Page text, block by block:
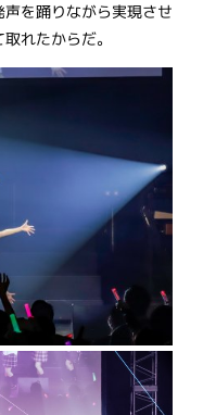
を踊りながら実現させ
れたからだ。